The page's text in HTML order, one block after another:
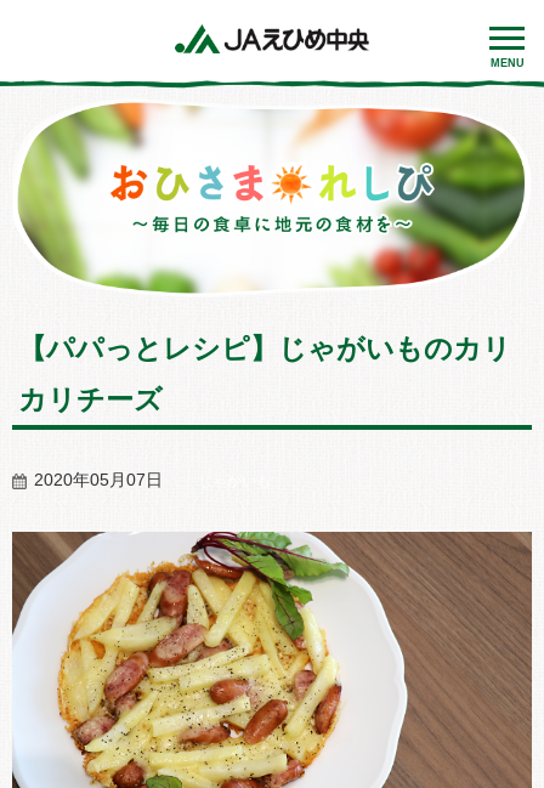
MENU
【パパっとレシピ】じゃがいものカリ
カリチーズ
2020年05月07日